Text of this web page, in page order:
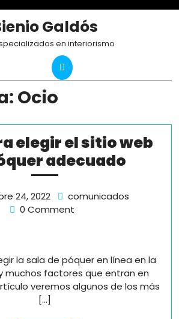
Galdós
en interiorismo
Ocio
elegir el sitio web
adecuadoGuía
elegir
de
24, 2022 noviembre
24,
comunicados
web
de
póquer
0 Comment
la sala de póquer en línea en la
muchos factores que entran en
veremos algunos de los más
[...]